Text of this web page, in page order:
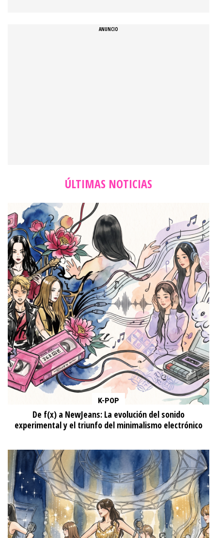
ÚLTIMAS NOTICIAS
K-POP
De f(x) a NewJeans: La evolución del sonido
experimental y el triunfo del minimalismo electrónico